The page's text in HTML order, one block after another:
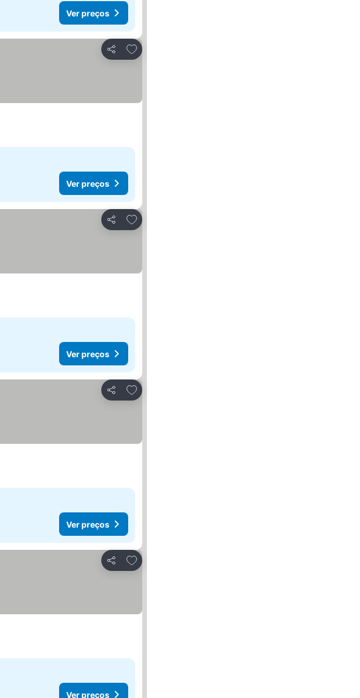
Ver preços
Partilhar
Adicionar aos favoritos
Ver preços
Partilhar
Adicionar aos favoritos
Ver preços
Partilhar
Adicionar aos favoritos
Ver preços
Partilhar
Adicionar aos favoritos
Ver preços